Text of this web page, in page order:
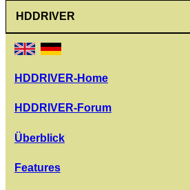
HDDRIVER
HDDRIVER-Home
HDDRIVER-Forum
Überblick
Features